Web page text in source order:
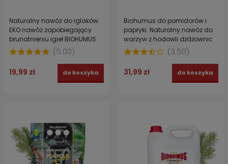
Naturalny nawóz do iglaków.
EKO nawóz zapobiegający
brunatnieniu igieł BIOHUMUS
EXTRA EKODARPOL 1 l
(5.00)
19,99 zł do koszyka
Biohumus do pomidorów i
papryki. Naturalny nawóz do
warzyw z hodowli dżdżownic
kalifornijskich BIOHUMUS EXTRA
EKODARPOL 2 l
(3.50)
31,99 zł do koszyka